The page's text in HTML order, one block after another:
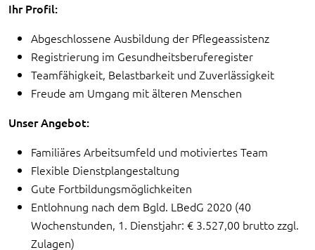
Ihr Profil:
Abgeschlossene Ausbildung der Pflegeassistenz
Registrierung im Gesundheitsberuferegister
Teamfähigkeit, Belastbarkeit und Zuverlässigkeit
Freude am Umgang mit älteren Menschen
Unser Angebot:
Familiäres Arbeitsumfeld und motiviertes Team
Flexible Dienstplangestaltung
Gute Fortbildungsmöglichkeiten
Entlohnung nach dem Bgld. LBedG 2020 (40
Wochenstunden, 1. Dienstjahr: € 3.527,00 brutto zzgl.
Zulagen)